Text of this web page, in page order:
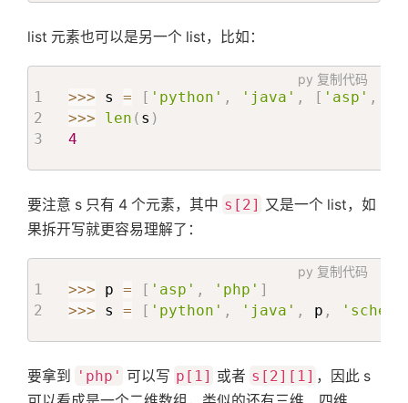
list 元素也可以是另一个 list，比如：
py 复制代码
>>> s = [ 'python' , 'java' , [ 'asp' ,
>>> len ( s )
4
要注意 s 只有 4 个元素，其中 s[2] 又是一个 list，如
果拆开写就更容易理解了：
py 复制代码
>>> p = [ 'asp' , 'php' ]
>>> s = [ 'python' , 'java' , p ,
要拿到 'php' 可以写 p[1] 或者 s[2][1] ，因此 s